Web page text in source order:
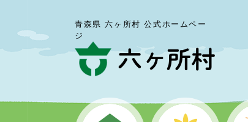
青森県 六ヶ所村 公式ホームペー
ジ